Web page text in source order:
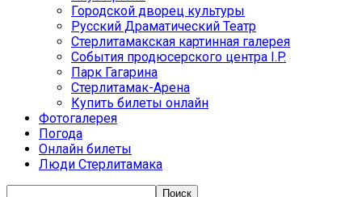
Городской дворец культуры
Русский Драматический Театр
Стерлитамакская картинная галерея
События продюсерского центра I.P.
Парк Гагарина
Стерлитамак-Арена
Купить билеты онлайн
Фотогалерея
Погода
Онлайн билеты
Люди Стерлитамака